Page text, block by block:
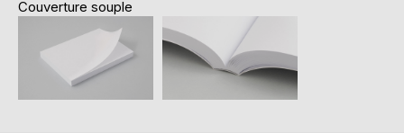
Couverture souple